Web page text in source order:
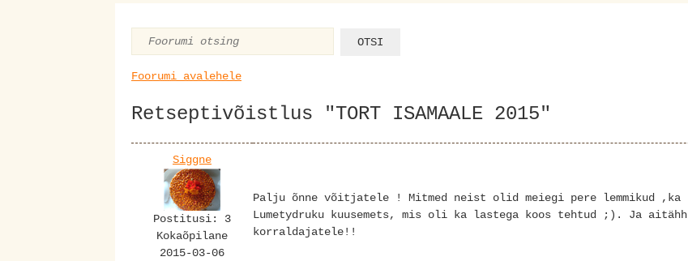
Foorumi avalehele
Retseptivõistlus "TORT ISAMAALE 2015"
Siggne
Postitusi: 3
Kokaõpilane
2015-03-06
Palju õnne võitjatele ! Mitmed neist olid meiegi pere lemmikud ,ka
Lumetydruku kuusemets, mis oli ka lastega koos tehtud ;). Ja aitähh
korraldajatele!!